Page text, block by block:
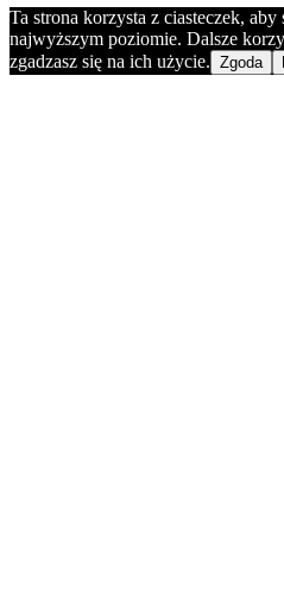
Ta strona korzysta z ciasteczek, aby
najwyższym poziomie. Dalsze
zgadzasz się na ich użycie. Zgoda